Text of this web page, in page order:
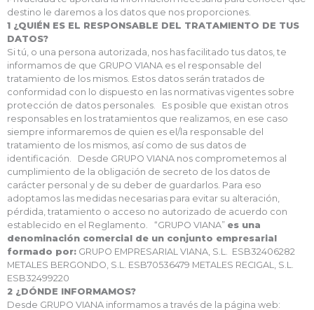
destino le daremos a los datos que nos proporciones.
1 ¿QUIÉN ES EL RESPONSABLE DEL TRATAMIENTO DE TUS
DATOS?
Si tú, o una persona autorizada, nos has facilitado tus datos, te
informamos de que GRUPO VIANA es el responsable del
tratamiento de los mismos. Estos datos serán tratados de
conformidad con lo dispuesto en las normativas vigentes sobre
protección de datos personales. Es posible que existan otros
responsables en los tratamientos que realizamos, en ese caso
siempre informaremos de quien es el/la responsable del
tratamiento de los mismos, así como de sus datos de
identificación. Desde GRUPO VIANA nos comprometemos al
cumplimiento de la obligación de secreto de los datos de
carácter personal y de su deber de guardarlos. Para eso
adoptamos las medidas necesarias para evitar su alteración,
pérdida, tratamiento o acceso no autorizado de acuerdo con
establecido en el Reglamento. “GRUPO VIANA” es una
denominación comercial de un conjunto empresarial
formado por: GRUPO EMPRESARIAL VIANA, S.L. ESB32406282
METALES BERGONDO, S.L. ESB70536479 METALES RECIGAL, S.L.
ESB32499220
2 ¿DÓNDE INFORMAMOS?
Desde GRUPO VIANA informamos a través de la página web: